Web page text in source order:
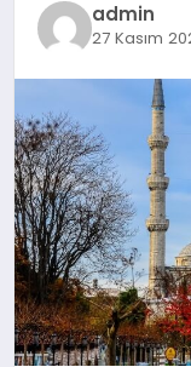
TEKNOLOJI
YAŞAM
admin
27 Kasım